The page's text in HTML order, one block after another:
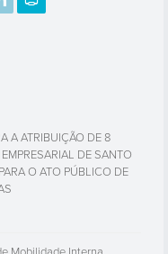
A ATRIBUIÇÃO DE 8
DE SANTO
O ATO PÚBLICO DE